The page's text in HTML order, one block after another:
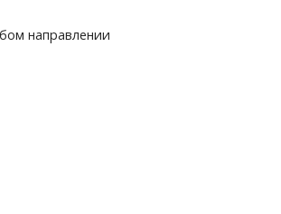
направлении